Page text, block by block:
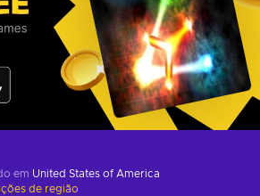
em United States of America
de região